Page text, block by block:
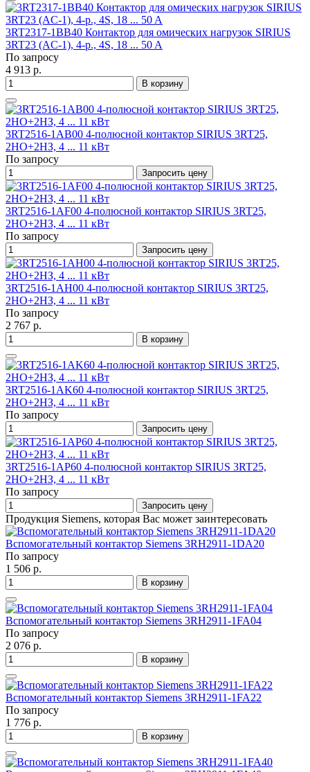
3RT2317-1BB40 Контактор для омических нагрузок SIRIUS
3RT23 (AC-1), 4-p., 4S, 18 ... 50 A
По запросу
4 913 р.
В корзину
3RT2516-1AB00 4-полюсной контактор SIRIUS 3RT25,
2НО+2НЗ, 4 ... 11 кВт
По запросу
Запросить цену
3RT2516-1AF00 4-полюсной контактор SIRIUS 3RT25,
2НО+2НЗ, 4 ... 11 кВт
По запросу
Запросить цену
3RT2516-1AH00 4-полюсной контактор SIRIUS 3RT25,
2НО+2НЗ, 4 ... 11 кВт
По запросу
2 767 р.
В корзину
3RT2516-1AK60 4-полюсной контактор SIRIUS 3RT25,
2НО+2НЗ, 4 ... 11 кВт
По запросу
Запросить цену
3RT2516-1AP60 4-полюсной контактор SIRIUS 3RT25,
2НО+2НЗ, 4 ... 11 кВт
По запросу
Запросить цену
Продукция Siemens, которая Вас может заинтересовать
Вспомогательный контактор Siemens 3RH2911-1DA20
По запросу
1 506 р.
В корзину
Вспомогательный контактор Siemens 3RH2911-1FA04
По запросу
2 076 р.
В корзину
Вспомогательный контактор Siemens 3RH2911-1FA22
По запросу
1 776 р.
В корзину